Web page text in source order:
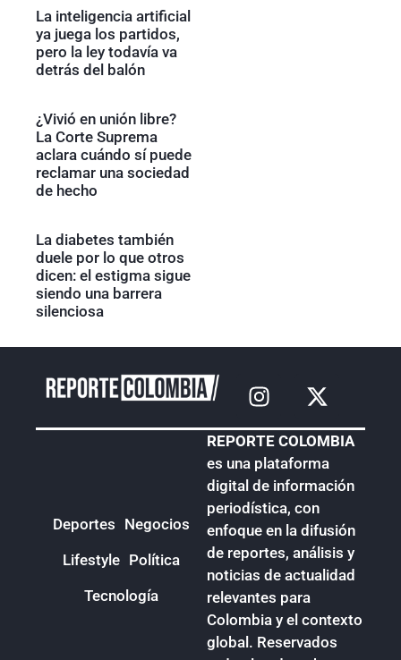
La inteligencia artificial
ya juega los partidos,
pero la ley todavía va
detrás del balón
¿Vivió en unión libre?
La Corte Suprema
aclara cuándo sí puede
reclamar una sociedad
de hecho
La diabetes también
duele por lo que otros
dicen: el estigma sigue
siendo una barrera
silenciosa
Deportes Negocios
Lifestyle Política
Tecnología
REPORTE COLOMBIA
es una plataforma
digital de información
periodística, con
enfoque en la difusión
de reportes, análisis y
noticias de actualidad
relevantes para
Colombia y el contexto
global. Reservados